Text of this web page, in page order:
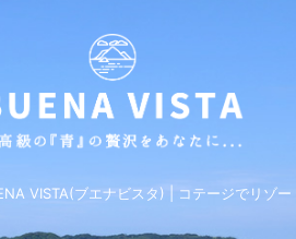
VISTA(ブエナビスタ) | コテージでリゾー